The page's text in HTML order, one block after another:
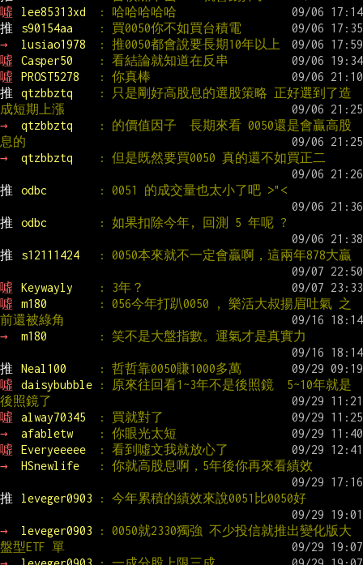
噓
lee85313xd
: 哈哈哈哈哈
推
s90154aa
: 買0050你不如買台積電
→
lusiao1978
: 推0050都會說要長期10年以上
噓
Casper50
: 看結論就知道在反串
噓
PROST5278
: 你真棒
推
qtzbbztq
: 只是剛好高股息的選股策略 正好選到了造
成短期上漲
→
qtzbbztq
: 的價值因子  長期來看 0050還是會贏高股
息的
→
qtzbbztq : 但是既然要買0050 真的還不如買正二
推 odbc : 0051 的成交量也太小了吧 >"<
推 odbc : 如果扣除今年, 回測 5 年呢 ?
推 s12111424 : 0050本來就不一定會贏啊，這兩年878大贏
噓 Keywayly
: 3年？
噓
m180
: 056今年打趴0050 , 樂活大叔揚眉吐氣 之
前還被綠角
→
m180 : 笑不是大盤指數。運氣才是真實力
推 Neal100
: 哲哲靠0050賺1000多萬
噓
daisybubble
: 原來往回看1~3年不是後照鏡  5~10年就是
後照鏡了
噓
alway70345
: 買就對了
→
afabletw
: 你眼光太短
噓
Everyeeeee
: 看到噓文我就放心了
→
HSnewlife : 你就高股息啊，5年後你再來看績效
推 leveger0903 : 今年累積的績效來說0051比0050好
→ leveger0903
: 0050就2330獨強 不少投信就推出變化版大
盤型ETF 單